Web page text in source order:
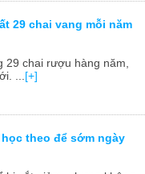
29 chai vang mỗi năm
chai rượu hàng năm,
... [+]
theo để sớm ngày